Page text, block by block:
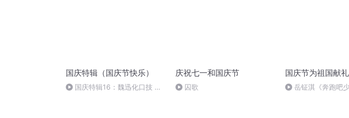
国庆特辑（国庆节快乐）
国庆特辑16：魏迅化口技 二
庆祝七一和国庆节
囚歌
国庆节为祖国献礼
岳钲淇《奔跑吧少